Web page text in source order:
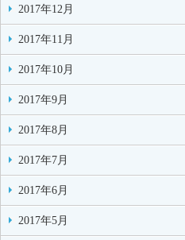
2017年12月
2017年11月
2017年10月
2017年9月
2017年8月
2017年7月
2017年6月
2017年5月